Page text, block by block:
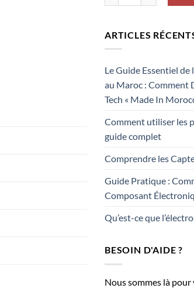
ARTICLES
Le Guide Essentiel
au Maroc : Comment
Tech « Made In
Comment utiliser les
guide complet
Comprendre les
Guide Pratique :
Composant
Qu’est-ce que
BESOIN D'AIDE ?
Nous sommes là pour